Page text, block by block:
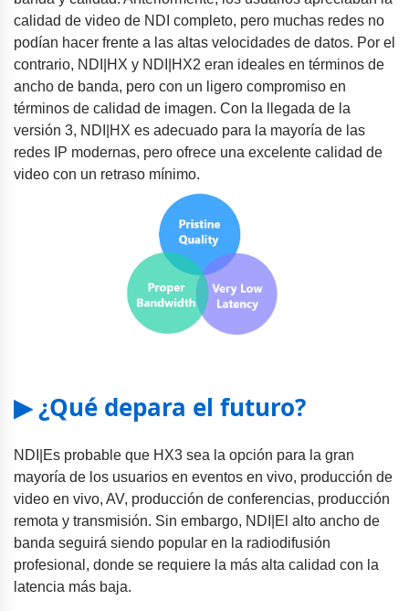
calidad de video de NDI completo, pero muchas redes no
podían hacer frente a las altas velocidades de datos. Por el
contrario, NDI|HX y NDI|HX2 eran ideales en términos de
ancho de banda, pero con un ligero compromiso en
términos de calidad de imagen. Con la llegada de la
versión 3, NDI|HX es adecuado para la mayoría de las
redes IP modernas, pero ofrece una excelente calidad de
video con un retraso mínimo.
▶ ¿Qué depara el futuro?
NDI|Es probable que HX3 sea la opción para la gran
mayoría de los usuarios en eventos en vivo, producción de
video en vivo, AV, producción de conferencias, producción
remota y transmisión. Sin embargo, NDI|El alto ancho de
banda seguirá siendo popular en la radiodifusión
profesional, donde se requiere la más alta calidad con la
latencia más baja.